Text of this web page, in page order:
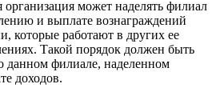
может наделять филиал
и выплате вознаграждений
которые работают в других ее
Такой порядок должен быть
данном филиале, наделенном
доходов.